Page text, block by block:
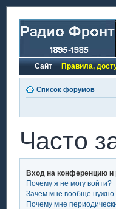
Сайт Правила,
Список форумов
Часто
Вход на конференцию и
Почему я не могу войти?
Зачем мне вообще нужно
Почему мне